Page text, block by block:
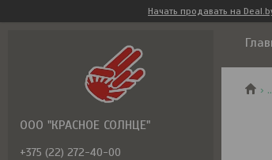
Начать продавать на
ООО "КРАСНОЕ СОЛНЦЕ"
+375 (22) 272-40-00